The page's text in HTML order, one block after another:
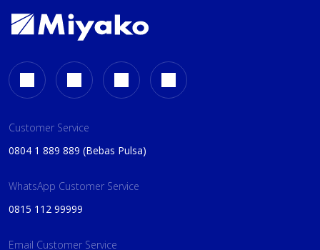
Customer Service
0804 1 889 889 (Bebas Pulsa)
WhatsApp Customer Service
0815 112 99999
Email Customer Service